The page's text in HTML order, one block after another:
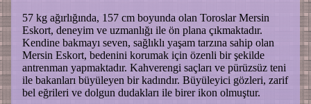
57 kg ağırlığında, 157 cm boyunda olan Toroslar Mersin
Eskort, deneyim ve uzmanlığı ile ön plana çıkmaktadır.
Kendine bakmayı seven, sağlıklı yaşam tarzına sahip olan
Mersin Eskort, bedenini korumak için özenli bir şekilde
antrenman yapmaktadır. Kahverengi saçları ve pürüzsüz teni
ile bakanları büyüleyen bir kadındır. Büyüleyici gözleri, zarif
bel eğrileri ve dolgun dudakları ile birer ikon olmuştur.